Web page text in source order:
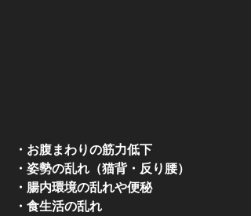
・お腹まわりの筋力低下
・姿勢の乱れ（猫背・反り腰）
・腸内環境の乱れや便秘
・食生活の乱れ